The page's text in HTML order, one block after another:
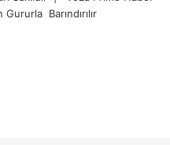
Gururla Barındırılır